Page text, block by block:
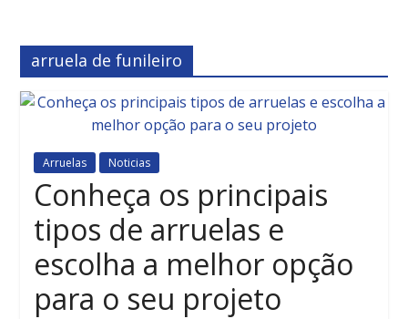
arruela de funileiro
Arruelas Noticias
Conheça os principais
tipos de arruelas e
escolha a melhor opção
para o seu projeto